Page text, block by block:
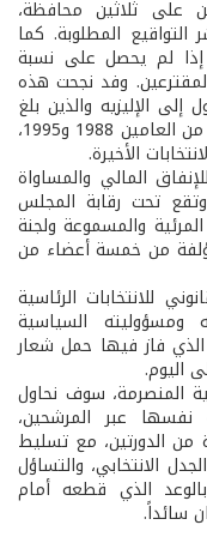
على ثلاثين محافظة،
المطلوبة. كما
لم يحصل على نسبة
وفد نجحت هذه
الإليزيه والذين بلغ
عددهم عشرة العام 1981، وتسعة في كل من العامين 1988 و1995،
المالي والمساواة
وتقع تحت رقابة المجلس
والمسموعة ولجنة
من خمسة أعضاء من
للانتخابات الرئاسية
ومسؤوليته السياسية
الذي فاز فيها حمل شعار
اليوم.
المنصرمة، سوف نحاول
نفسها عبر المرشحين،
من الدورتين، مع تسليط
الانتخابي، والتساؤل
الذي قطعه أمام
سائداً.